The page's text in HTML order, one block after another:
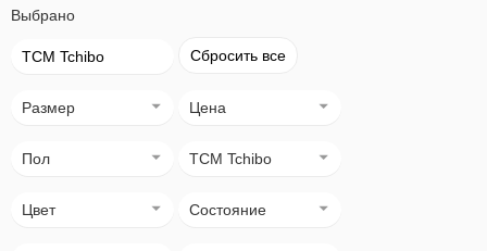
Выбрано
TCM Tchibo Сбросить все
Размер Цена
Пол TCM Tchibo
Цвет Состояние